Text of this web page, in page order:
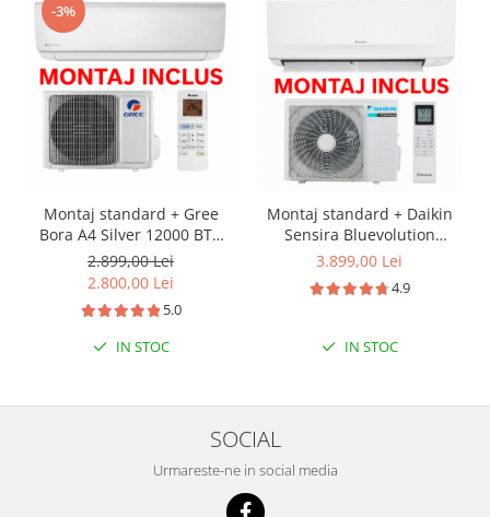
-3%
Montaj standard + Gree
Bora A4 Silver 12000 BTU
GWH12AAB-K6DNA4A, Clasa
A++ Wifi - Gree
2.899,00 Lei
2.800,00 Lei
5.0
IN STOC
Montaj standard + Daikin
Sensira Bluevolution
FTXC35E-RXC35E Inverter
3.899,00 Lei
4.9
IN STOC
SOCIAL
Urmareste-ne in social media